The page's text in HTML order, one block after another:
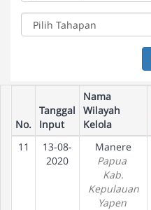
No.
Tanggal
Input
Nama
Wilayah
Kelola
11
13-08-
2020
Manere
Papua
Kab.
Kepulauan
Yapen